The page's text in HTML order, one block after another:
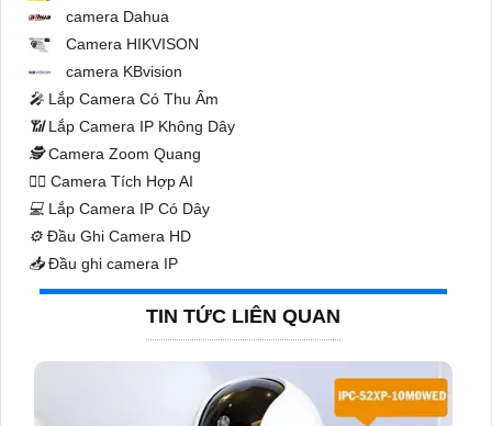
camera Dahua
Camera HIKVISON
camera KBvision
️🎤️ Lắp Camera Có Thu Âm
📶Lắp Camera IP Không Dây
🕵️Camera Zoom Quang
🧛‍♀️ Camera Tích Hợp AI
💻 Lắp Camera IP Có Dây
⚙️ Đầu Ghi Camera HD
📥Đầu ghi camera IP
TIN TỨC LIÊN QUAN